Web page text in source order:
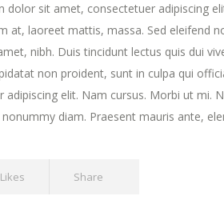
dolor sit amet, consectetuer adipiscing
at, laoreet mattis, massa. Sed eleifend
nibh. Duis tincidunt lectus quis dui
non proident, sunt in culpa qui
adipiscing elit. Nam cursus. Morbi ut mi.
nonummy diam. Praesent mauris ante,
Share